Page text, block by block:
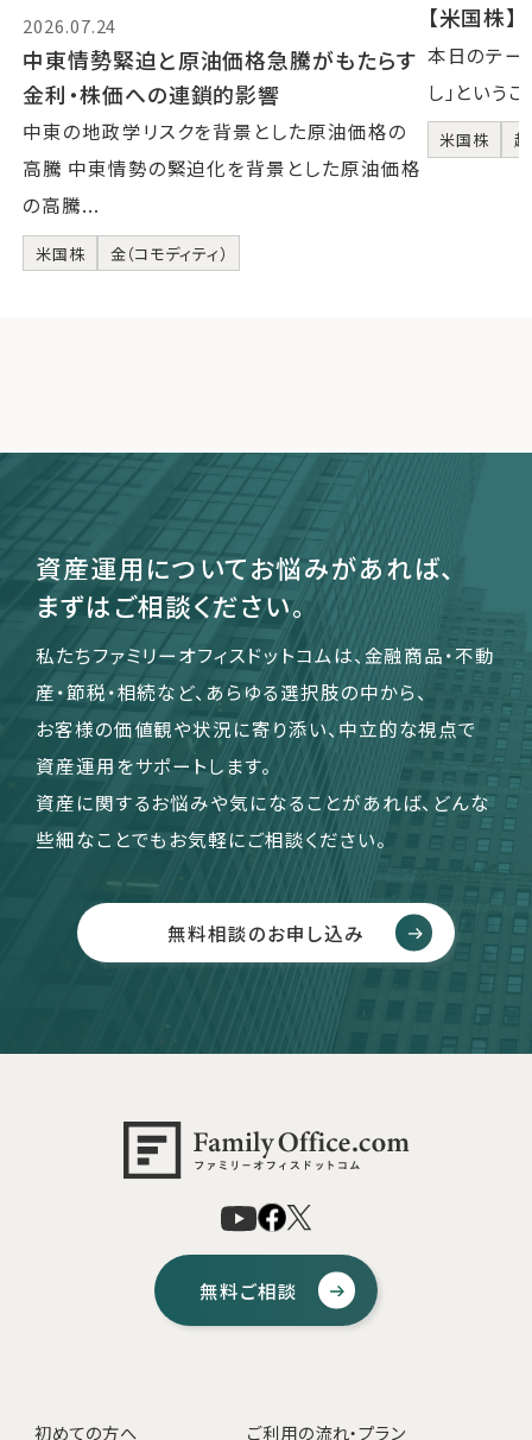
2026.07.24
中東情勢緊迫と原油価格急騰がもたらす
金利・株価への連鎖的影響
中東の地政学リスクを背景とした原油価格の
高騰 中東情勢の緊迫化を背景とした原油価格
の高騰...
米国株 金（コモディティ）
【米国株
本日のテー
し」という
米国株
資産運用についてお悩みがあれば、
まずはご相談ください。
私たちファミリーオフィスドットコムは、金融商品・不動
産・節税・相続など、あらゆる選択肢の中から、
お客様の価値観や状況に寄り添い、中立的な視点で
資産運用をサポートします。
資産に関するお悩みや気になることがあれば、どんな
些細なことでもお気軽にご相談ください。
無料相談のお申し込み
無料ご相談
初めての方へ ご利用の流れ・プラン